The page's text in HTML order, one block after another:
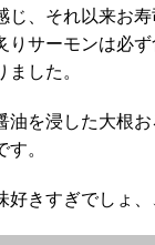
じ、それ以来お
りサーモンは必
ました。
油を浸した大根
。
好きすぎでしょ